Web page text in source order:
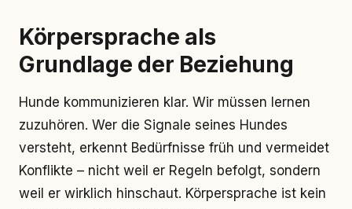
Körpersprache als
Grundlage der Beziehung
Hunde kommunizieren klar. Wir müssen lernen
zuzuhören. Wer die Signale seines Hundes
versteht, erkennt Bedürfnisse früh und vermeidet
Konflikte – nicht weil er Regeln befolgt, sondern
weil er wirklich hinschaut. Körpersprache ist kein